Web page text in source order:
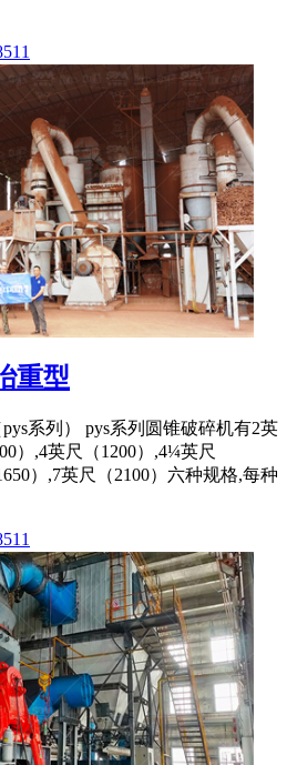
重型
系列） pys系列圆锥破碎机有2英
）,4英尺（1200）,4¼英尺
）,7英尺（2100）六种规格,每种